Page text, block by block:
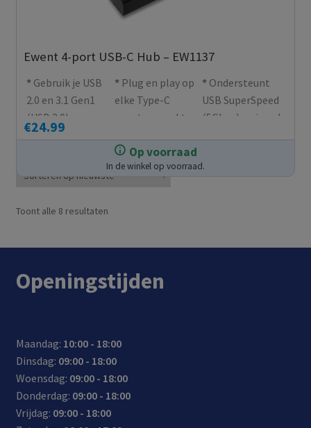
Op voorraad
In de winkel op voorraad.
Ewent 4-port USB-C Hub – EW1137
€24.99
Gebruik je USB
2.0 en 3.1 Gen1
(USB 3.0)
apparaten op je
Plug en play op
elke Type-C
poort en werkt
voeding
Ondersteunt
USB SuperSpeed
(5Gbps) en is ook
Toont alle 8 resultatenGesorteerd
Openingstijden
Maandag: 10:00 - 18:00
Dinsdag: 09:00 - 18:00
Woensdag: 09:00 - 18:00
Donderdag: 09:00 - 18:00
Vrijdag: 09:00 - 18:00